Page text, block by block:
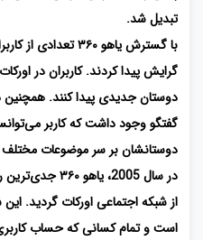
تبدیل شد.
با گسترش یاهو ۳۶۰
گرایش پیدا کردند. کاربران در
دوستان جدیدی پیدا کنند. همچنین
گفتگو وجود داشت که کاربر
دوستانشان بر سر موضوعات
در سال 2005،
از شبکه اجتماعی اورکات گردید.
است و تمام کسانی که حساب کاربری